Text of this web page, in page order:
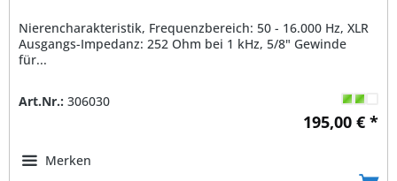
Nierencharakteristik, Frequenzbereich: 50 - 16.000 Hz, XLR
Ausgangs-Impedanz: 252 Ohm bei 1 kHz, 5/8" Gewinde
für...
Art.Nr.: 306030
195,00 € *
Merken